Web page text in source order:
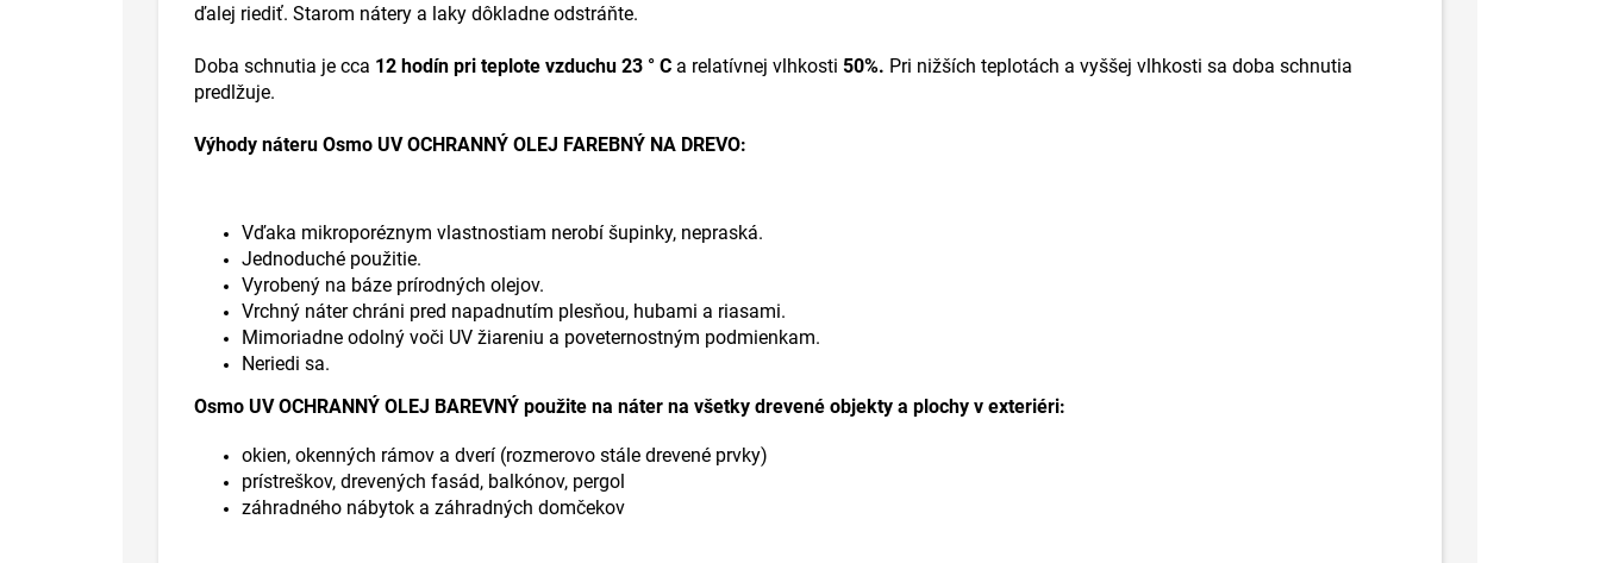
ďalej riediť. Starom nátery a laky dôkladne odstráňte.
Doba schnutia je cca 12 hodín pri teplote vzduchu 23 ° C a relatívnej vlhkosti 50%. Pri nižších teplotách a vyššej vlhkosti sa doba schnutia
predlžuje.
Výhody náteru Osmo UV OCHRANNÝ OLEJ FAREBNÝ NA DREVO:
Vďaka mikroporéznym vlastnostiam nerobí šupinky, nepraská.
Jednoduché použitie.
Vyrobený na báze prírodných olejov.
Vrchný náter chráni pred napadnutím plesňou, hubami a riasami.
Mimoriadne odolný voči UV žiareniu a poveternostným podmienkam.
Neriedi sa.
Osmo UV OCHRANNÝ OLEJ BAREVNÝ použite na náter na všetky drevené objekty a plochy v exteriéri:
okien, okenných rámov a dverí (rozmerovo stále drevené prvky)
prístreškov, drevených fasád, balkónov, pergol
záhradného nábytok a záhradných domčekov